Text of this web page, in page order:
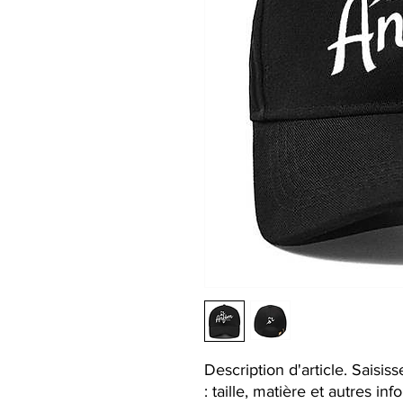
Description d'article.
: taille, matière et autres